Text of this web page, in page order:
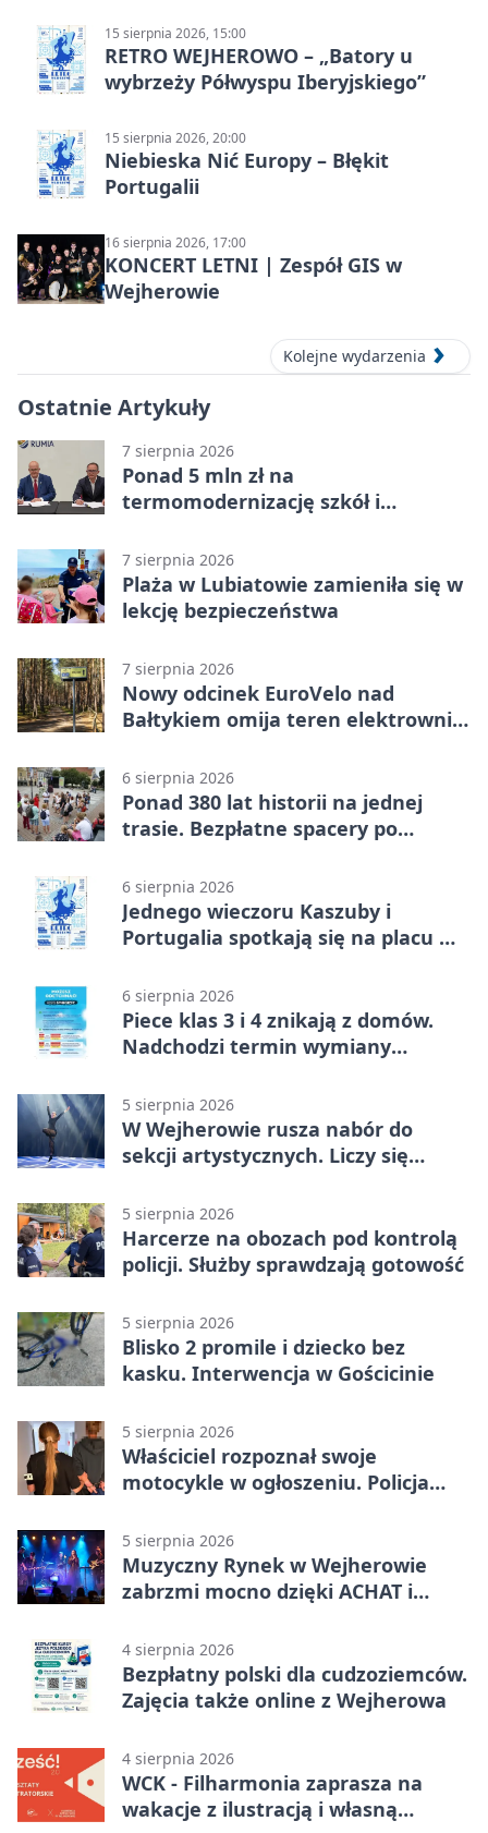
15 sierpnia 2026, 15:00
RETRO WEJHEROWO – „Batory u
wybrzeży Półwyspu Iberyjskiego”
15 sierpnia 2026, 20:00
Niebieska Nić Europy – Błękit
Portugalii
16 sierpnia 2026, 17:00
KONCERT LETNI | Zespół GIS w
Wejherowie
Kolejne wydarzenia
Ostatnie Artykuły
7 sierpnia 2026
Ponad 5 mln zł na
termomodernizację szkół i
7 sierpnia 2026
Plaża w Lubiatowie zamieniła się w
lekcję bezpieczeństwa
7 sierpnia 2026
Nowy odcinek EuroVelo nad
Bałtykiem omija teren elektrowni
6 sierpnia 2026
Ponad 380 lat historii na jednej
trasie. Bezpłatne spacery po
6 sierpnia 2026
Jednego wieczoru Kaszuby i
Portugalia spotkają się na placu w
6 sierpnia 2026
Piece klas 3 i 4 znikają z domów.
Nadchodzi termin wymiany
5 sierpnia 2026
W Wejherowie rusza nabór do
sekcji artystycznych. Liczy się
5 sierpnia 2026
Harcerze na obozach pod kontrolą
policji. Służby sprawdzają gotowość
5 sierpnia 2026
Blisko 2 promile i dziecko bez
kasku. Interwencja w Gościcinie
5 sierpnia 2026
Właściciel rozpoznał swoje
motocykle w ogłoszeniu. Policja
5 sierpnia 2026
Muzyczny Rynek w Wejherowie
zabrzmi mocno dzięki ACHAT i
4 sierpnia 2026
Bezpłatny polski dla cudzoziemców.
Zajęcia także online z Wejherowa
4 sierpnia 2026
WCK - Filharmonia zaprasza na
wakacje z ilustracją i własną